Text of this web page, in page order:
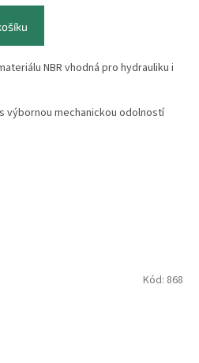
NBR vhodná pro hydrauliku i
výbornou mechanickou odolností
Kód: 868